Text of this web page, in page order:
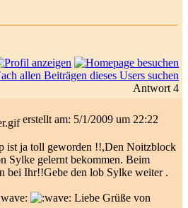
Antwort 4
erstellt am: 5/1/2009 um 22:22
ist ja toll geworden !!,Den Noitzblock
Sylke gelernt bekommen. Beim
bei Ihr!!Gebe den lob Sylke weiter .
Liebe Grüße von